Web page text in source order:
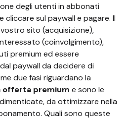
degli utenti in abbonati
cliccare sul paywall e pagare. Il
sito (acquisizione),
(coinvolgimento),
premium ed essere
paywall da decidere di
due fasi riguardano la
offerta premium e sono le
da ottimizzare nella
Quali sono queste